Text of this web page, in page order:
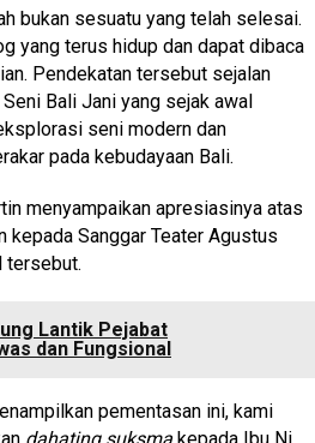
bukan sesuatu yang telah selesai.
yang terus hidup dan dapat dibaca
Pendekatan tersebut sejalan
Bali Jani yang sejak awal
seni modern dan
pada kebudayaan Bali.
menyampaikan apresiasinya atas
kepada Sanggar Teater Agustus
tersebut.
Lantik Pejabat
dan Fungsional
pementasan ini, kami